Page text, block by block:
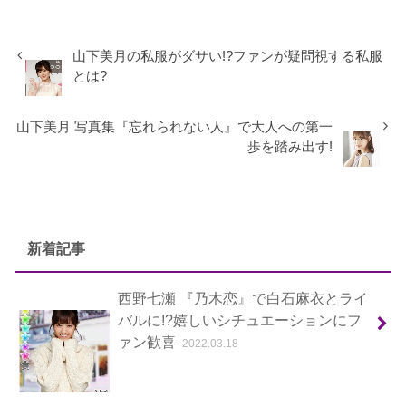
山下美月の私服がダサい!?ファンが疑問視する私服
とは?
山下美月 写真集『忘れられない人』で大人への第一
歩を踏み出す!
新着記事
西野七瀬 『乃木恋』で白石麻衣とライ
バルに!?嬉しいシチュエーションにフ
ァン歓喜
2022.03.18